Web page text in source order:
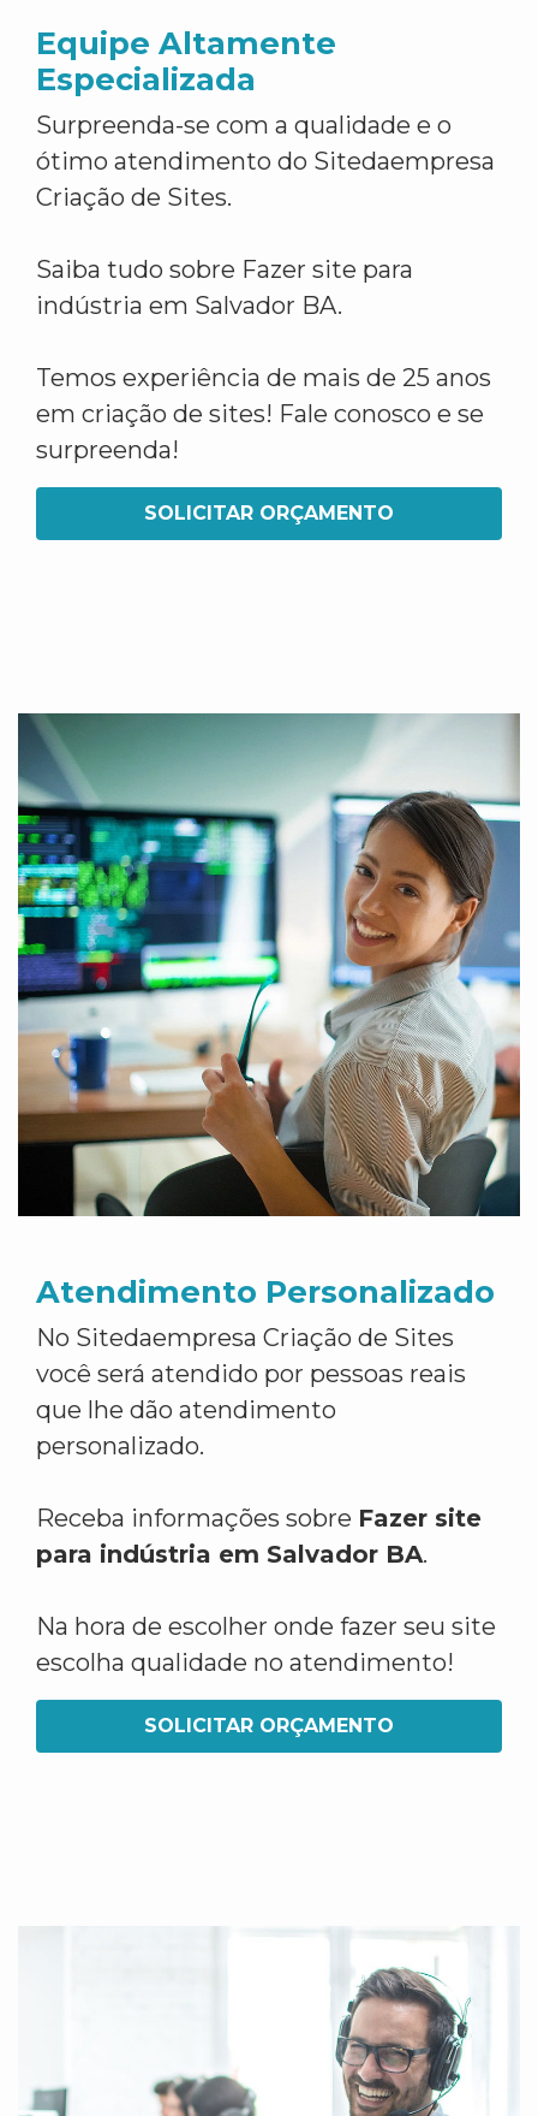
Equipe Altamente
Especializada
Surpreenda-se com a qualidade e o
ótimo atendimento do Sitedaempresa
Criação de Sites.
Saiba tudo sobre Fazer site para
indústria em Salvador BA.
Temos experiência de mais de 25 anos
em criação de sites! Fale conosco e se
surpreenda!
SOLICITAR ORÇAMENTO
Atendimento Personalizado
No Sitedaempresa Criação de Sites
você será atendido por pessoas reais
que lhe dão atendimento
personalizado.
Receba informações sobre Fazer site
para indústria em Salvador BA.
Na hora de escolher onde fazer seu site
escolha qualidade no atendimento!
SOLICITAR ORÇAMENTO